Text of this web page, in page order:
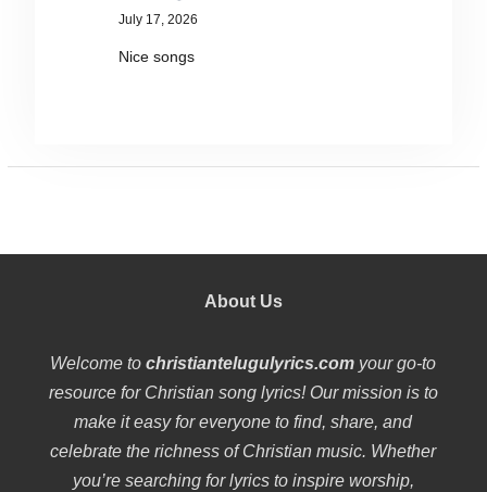
July 17, 2026
Nice songs
About Us
Welcome tochristiantelugulyrics.com your go-to
resource for Christian song lyrics! Our mission is to
make it easy for everyone to find, share, and
celebrate the richness of Christian music. Whether
you’re searching for lyrics to inspire worship,